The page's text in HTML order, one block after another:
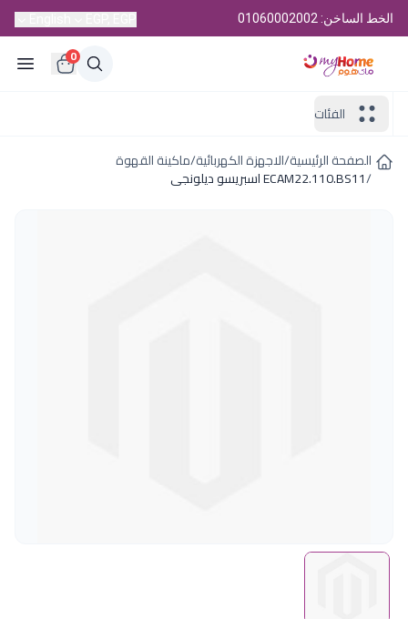
الخط الساخن: 01060002002
0
الفئات
الصفحة الرئيسية/الاجهزة الكهربائية/ماكينة القهوة
/ECAM22.110.BS11 اسبريسو ديلونجى